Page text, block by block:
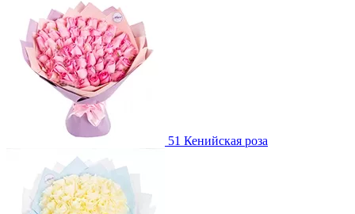
51 Кенийская роза